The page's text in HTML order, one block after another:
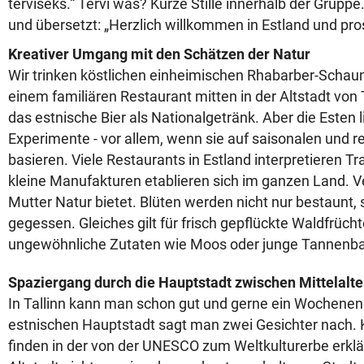
terviseks.“ Tervi was? Kurze Stille innerhalb der
und übersetzt: „Herzlich willkommen in Estland und
Kreativer Umgang mit den Schätzen der Natur
Wir trinken köstlichen einheimischen Rhabarber-
einem familiären Restaurant mitten in der Altstadt von
das estnische Bier als Nationalgetränk. Aber die Esten
Experimente - vor allem, wenn sie auf saisonalen und
basieren. Viele Restaurants in Estland interpretieren
kleine Manufakturen etablieren sich im ganzen Land.
Mutter Natur bietet. Blüten werden nicht nur bestaunt,
gegessen. Gleiches gilt für frisch gepflückte
ungewöhnliche Zutaten wie Moos oder junge
Spaziergang durch die Hauptstadt zwischen
In Tallinn kann man schon gut und gerne ein
estnischen Hauptstadt sagt man zwei Gesichter nach.
finden in der von der UNESCO zum Weltkulturerbe